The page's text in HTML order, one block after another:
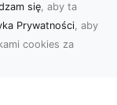
się, aby ta
Prywatności, aby
cookies za